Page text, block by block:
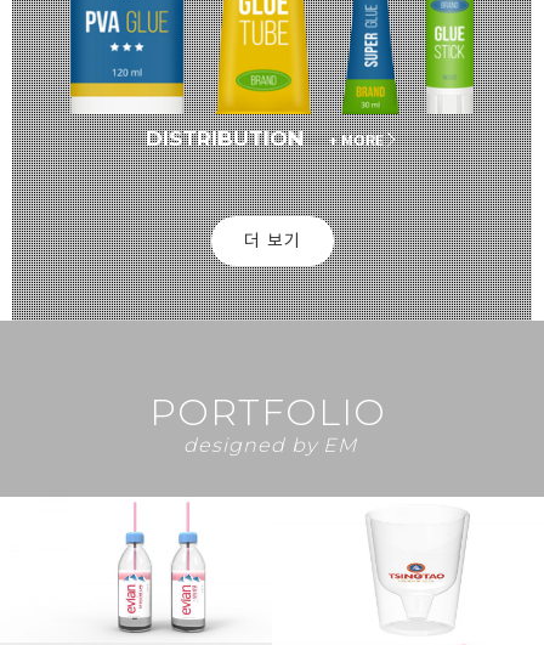
DISTRIBUTION + MORE
더 보기
PORTFOLIO
designed by EM